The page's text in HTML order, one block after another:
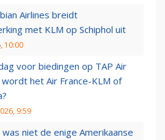
Airlines breidt
met KLM op Schiphol uit
10:00
voor biedingen op TAP Air
het Air France-KLM of
9:59
was niet de enige Amerikaanse